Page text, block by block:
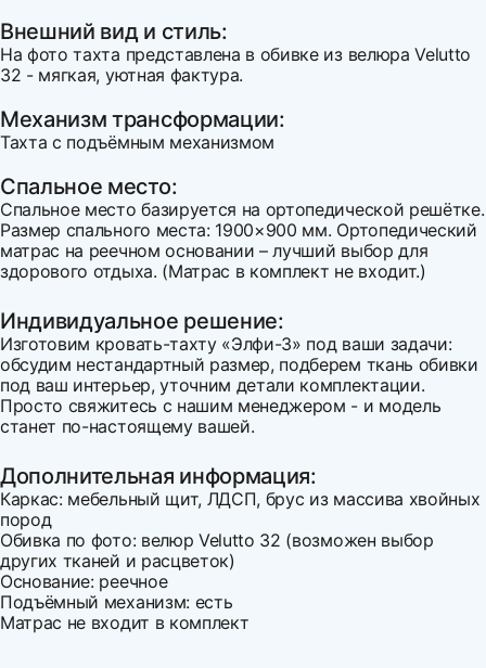
Внешний вид и стиль:
На фото тахта представлена в обивке из велюра Velutto
32 - мягкая, уютная фактура.
Механизм трансформации:
Тахта с подъёмным механизмом
Спальное место:
Спальное место базируется на ортопедической решётке.
Размер спального места: 1900×900 мм. Ортопедический
матрас на реечном основании – лучший выбор для
здорового отдыха. (Матрас в комплект не входит.)
Индивидуальное решение:
Изготовим кровать-тахту «Элфи-3» под ваши задачи:
обсудим нестандартный размер, подберем ткань обивки
под ваш интерьер, уточним детали комплектации.
Просто свяжитесь с нашим менеджером - и модель
станет по-настоящему вашей.
Дополнительная информация:
Каркас: мебельный щит, ЛДСП, брус из массива хвойных
пород
Обивка по фото: велюр Velutto 32 (возможен выбор
других тканей и расцветок)
Основание: реечное
Подъёмный механизм: есть
Матрас не входит в комплект